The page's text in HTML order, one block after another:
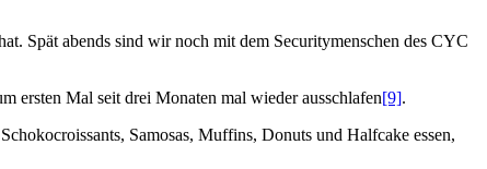
Spät abends sind wir noch mit dem Securitymenschen des CYC
ersten Mal seit drei Monaten mal wieder ausschlafen[9].
Samosas, Muffins, Donuts und Halfcake essen,